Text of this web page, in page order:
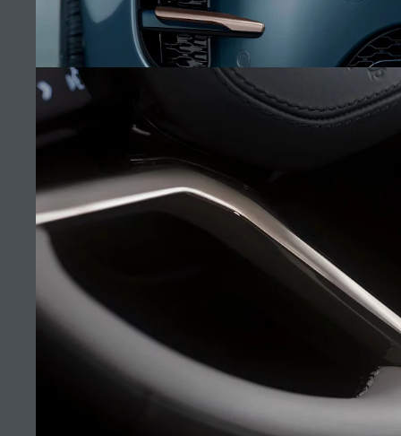
RANGE ROVER EVOQUE
NA KONTAKTONI
POLITIKA E PRIVATËSISË
POLITIKA E KUKIVE
© JAGUAR LAND ROVER LIMITED 2026: Registered office: Abbey Road,
Whitley, Coventry CV3 4LF. Registered in England No: 1672070
SHIHNI RREGULLOREN (BE) 2020/740 PDF
Shifrat e paraqitura janë rezultat i testeve të prodhuesit zyrtar në përputhje
me legjislacionin e BE-së. Konsumi faktik i karburantit nga mjeti mund të
ndryshojë nga ai i arritur në këto teste dhe këto shifra janë vetëm për
qëllime krahasuese. Informacioni, specifikimet, çmimet dhe ngjyrat në këtë